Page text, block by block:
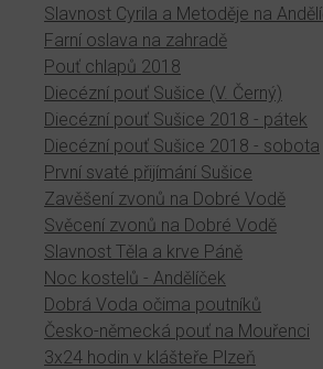
Slavnost Cyrila a Metoděje na
Farní oslava na zahradě
Pouť chlapů 2018
Diecézní pouť Sušice (V. Černý)
Diecézní pouť Sušice 2018 - pátek
Diecézní pouť Sušice 2018 - sobota
První svaté přijímání Sušice
Zavěšení zvonů na Dobré Vodě
Svěcení zvonů na Dobré Vodě
Slavnost Těla a krve Páně
Noc kostelů - Andělíček
Dobrá Voda očima poutníků
Česko-německá pouť na Mouřenci
3x24 hodin v klášteře Plzeň